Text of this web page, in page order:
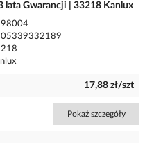
lata Gwarancji | 33218 Kanlux
17,88 zł/szt
Pokaż szczegóły